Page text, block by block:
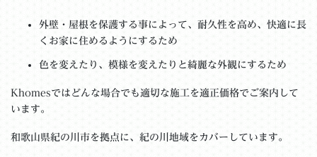
外壁・屋根を保護する事によって、耐久性を高め、快適に長
くお家に住めるようにするため
色を変えたり、模様を変えたりと綺麗な外観にするため
Khomesではどんな場合でも適切な施工を適正価格でご案内して
います。
和歌山県紀の川市を拠点に、紀の川地域をカバーしています。